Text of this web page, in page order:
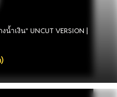
ำเงิน" UNCUT VERSION |